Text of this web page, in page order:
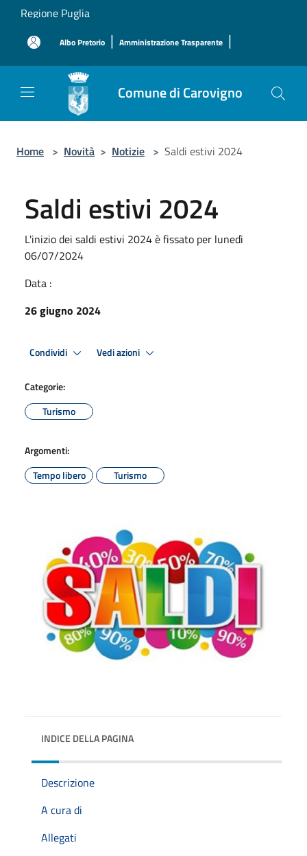
Salta al contenuto principale
Regione Puglia
Albo Pretorio | Amministrazione Trasparente |
Comune di Carovigno
Home > Novità > Notizie > Saldi estivi 2024
Saldi estivi 2024
L'inizio dei saldi estivi 2024 è fissato per lunedì
06/07/2024
Data :
26 giugno 2024
Condividi Vedi azioni
Categorie:
Turismo
Argomenti:
Tempo libero
Turismo
INDICE DELLA PAGINA
Descrizione
A cura di
Allegati